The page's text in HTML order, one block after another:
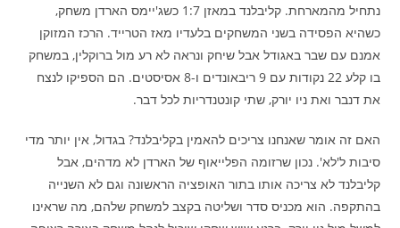
נתחיל מהמארחת. קליבלנד במאזן 1:7 כשג'יימס הארדן משחק,
כשהיא הפסידה בשני המשחקים בלעדיו מאז הטרייד. הרכז המזוקן
אמנם עם שבר באגודל אבל שיחק ונראה לא רע מול ברוקלין, במשחק
בו קלע 22 נקודות עם 9 ריבאונדים ו-8 אסיסטים. הם הספיקו לנצח
את דנבר ואת ניו יורק, שתי קונטנדריות לכל דבר.
האם זה אומר שאנחנו צריכים להאמין בקליבלנד? בגדול, אין יותר מדי
סיבות ל'לא'. נכון שרזומה הפלייאוף של הארדן לא מדהים, אבל
קליבלנד לא צריכה אותו בתור האופציה הראשונה וגם לא השנייה
בהתקפה. הוא מכניס סדר ושליטה בקצב למשחק שלהם, מה שראינו